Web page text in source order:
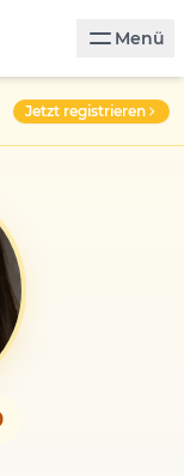
Menü
Jetzt registrieren